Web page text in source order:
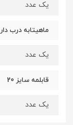
یک عدد
ماهیتابه درب
یک عدد
قابلمه سایز 20
یک عدد